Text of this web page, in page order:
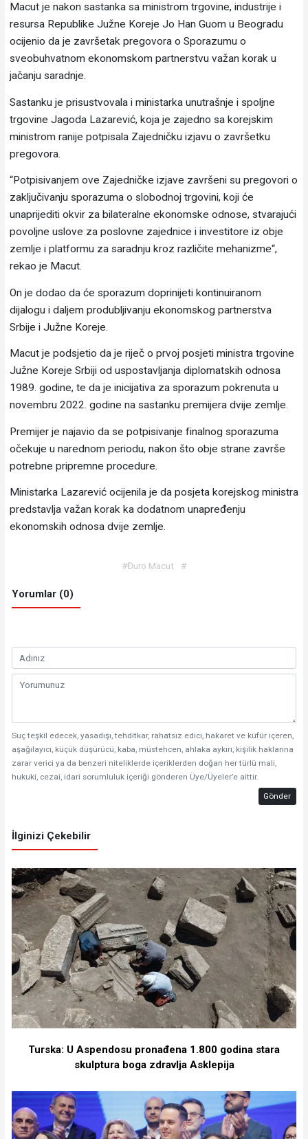
Macut je nakon sastanka sa ministrom trgovine, industrije i
resursa Republike Južne Koreje Jo Han Guom u Beogradu
ocijenio da je završetak pregovora o Sporazumu o
sveobuhvatnom ekonomskom partnerstvu važan korak u
jačanju saradnje.
Sastanku je prisustvovala i ministarka unutrašnje i spoljne
trgovine Jagoda Lazarević, koja je zajedno sa korejskim
ministrom ranije potpisala Zajedničku izjavu o završetku
pregovora.
“Potpisivanjem ove Zajedničke izjave završeni su pregovori o
zaključivanju sporazuma o slobodnoj trgovini, koji će
unaprijediti okvir za bilateralne ekonomske odnose, stvarajući
povoljne uslove za poslovne zajednice i investitore iz obje
zemlje i platformu za saradnju kroz različite mehanizme“,
rekao je Macut.
On je dodao da će sporazum doprinijeti kontinuiranom
dijalogu i daljem produbljivanju ekonomskog partnerstva
Srbije i Južne Koreje.
Macut je podsjetio da je riječ o prvoj posjeti ministra trgovine
Južne Koreje Srbiji od uspostavljanja diplomatskih odnosa
1989. godine, te da je inicijativa za sporazum pokrenuta u
novembru 2022. godine na sastanku premijera dvije zemlje.
Premijer je najavio da se potpisivanje finalnog sporazuma
očekuje u narednom periodu, nakon što obje strane završe
potrebne pripremne procedure.
Ministarka Lazarević ocijenila je da posjeta korejskog ministra
predstavlja važan korak ka dodatnom unapređenju
ekonomskih odnosa dvije zemlje.
#Đuro Macut #
Yorumlar (0)
Suç teşkil edecek, yasadışı, tehditkar, rahatsız edici, hakaret ve küfür içeren,
aşağılayıcı, küçük düşürücü, kaba, müstehcen, ahlaka aykırı, kişilik haklarına
zarar verici ya da benzeri niteliklerde içeriklerden doğan her türlü mali,
hukuki, cezai, idari sorumluluk içeriği gönderen Üye/Üyeler’e aittir.
Gönder
İlginizi Çekebilir
Turska: U Aspendosu pronađena 1.800 godina stara
skulptura boga zdravlja Asklepija